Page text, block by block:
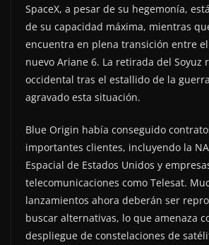
SpaceX, a pesar de su hegemonía,
de su capacidad máxima, mientras
encuentra en plena transición entre
nuevo Ariane 6. La retirada del Soyuz
occidental tras el estallido de la
agravado esta situación.
Blue Origin había conseguido
importantes clientes, incluyendo la
Espacial de Estados Unidos y
telecomunicaciones como Telesat.
lanzamientos ahora deberán ser
buscar alternativas, lo que amenaza
despliegue de constelaciones de